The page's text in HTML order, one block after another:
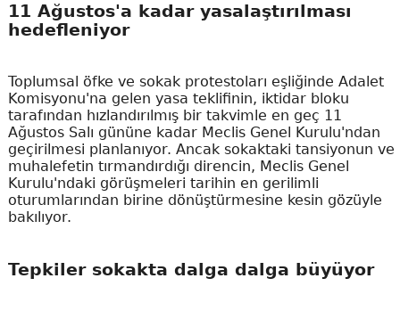
11 Ağustos'a kadar yasalaştırılması
hedefleniyor
Toplumsal öfke ve sokak protestoları eşliğinde Adalet
Komisyonu'na gelen yasa teklifinin, iktidar bloku
tarafından hızlandırılmış bir takvimle en geç 11
Ağustos Salı gününe kadar Meclis Genel Kurulu'ndan
geçirilmesi planlanıyor. Ancak sokaktaki tansiyonun ve
muhalefetin tırmandırdığı direncin, Meclis Genel
Kurulu'ndaki görüşmeleri tarihin en gerilimli
oturumlarından birine dönüştürmesine kesin gözüyle
bakılıyor.
Tepkiler sokakta dalga dalga büyüyor